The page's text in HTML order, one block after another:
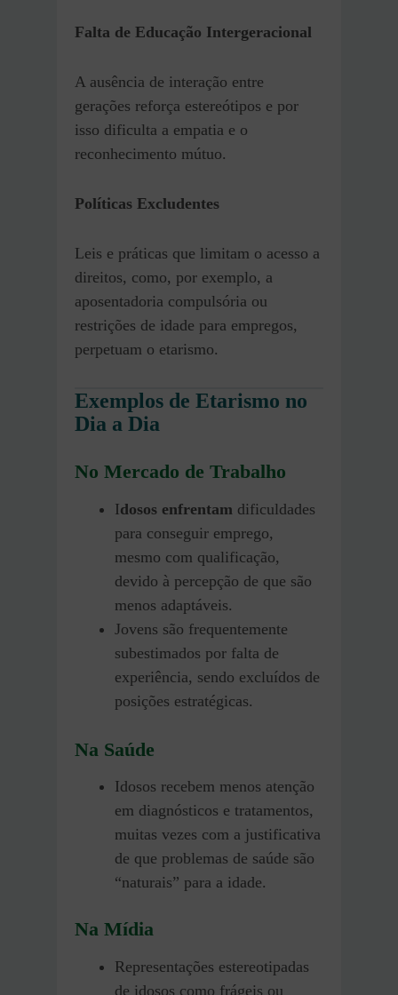
Falta de Educação Intergeracional
A ausência de interação entre
gerações reforça estereótipos e por
isso dificulta a empatia e o
reconhecimento mútuo.
Políticas Excludentes
Leis e práticas que limitam o acesso a
direitos, como, por exemplo, a
aposentadoria compulsória ou
restrições de idade para empregos,
perpetuam o etarismo.
Exemplos de Etarismo no
Dia a Dia
No Mercado de Trabalho
Idosos enfrentam dificuldades
para conseguir emprego,
mesmo com qualificação,
devido à percepção de que são
menos adaptáveis.
Jovens são frequentemente
subestimados por falta de
experiência, sendo excluídos de
posições estratégicas.
Na Saúde
Idosos recebem menos atenção
em diagnósticos e tratamentos,
muitas vezes com a justificativa
de que problemas de saúde são
“naturais” para a idade.
Na Mídia
Representações estereotipadas
de idosos como frágeis ou